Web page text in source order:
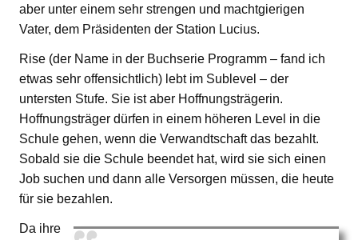
aber unter einem sehr strengen und machtgierigen
Vater, dem Präsidenten der Station Lucius.
Rise (der Name in der Buchserie Programm – fand ich
etwas sehr offensichtlich) lebt im Sublevel – der
untersten Stufe. Sie ist aber Hoffnungsträgerin.
Hoffnungsträger dürfen in einem höheren Level in die
Schule gehen, wenn die Verwandtschaft das bezahlt.
Sobald sie die Schule beendet hat, wird sie sich einen
Job suchen und dann alle Versorgen müssen, die heute
für sie bezahlen.
Da ihre